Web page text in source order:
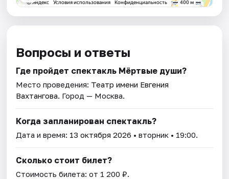
Вопросы и ответы
Где пройдет спектакль Мёртвые души?
Место проведения: Театр имени Евгения
Вахтангова. Город — Москва.
Когда запланирован спектакль?
Дата и время: 13 октября 2026 • вторник • 19:00.
Сколько стоит билет?
Стоимость билета: от 1 200 ₽.